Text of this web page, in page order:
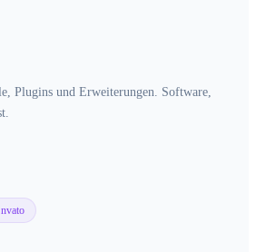
Plugins und Erweiterungen. Software,